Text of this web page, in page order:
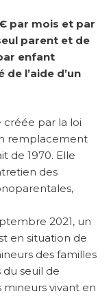
€ par mois et par
parent et de
enfant
l’aide d’un
créée par la loi
remplacement
de 1970. Elle
des
2021, un
en situation de
des familles
seuil de
mineurs vivant en